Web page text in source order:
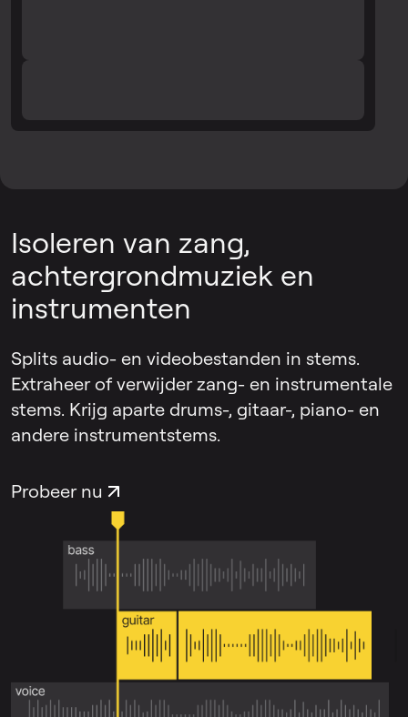
Isoleren van zang,
achtergrondmuziek en
instrumenten
Splits audio- en videobestanden in stems.
Extraheer of verwijder zang- en instrumentale
stems. Krijg aparte drums-, gitaar-, piano- en
andere instrumentstems.
Probeer nu